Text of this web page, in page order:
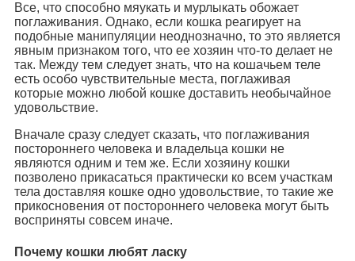
Все, что способно мяукать и мурлыкать обожает
поглаживания. Однако, если кошка реагирует на
подобные манипуляции неоднозначно, то это является
явным признаком того, что ее хозяин что-то делает не
так. Между тем следует знать, что на кошачьем теле
есть особо чувствительные места, поглаживая
которые можно любой кошке доставить необычайное
удовольствие.
Вначале сразу следует сказать, что поглаживания
постороннего человека и владельца кошки не
являются одним и тем же. Если хозяину кошки
позволено прикасаться практически ко всем участкам
тела доставляя кошке одно удовольствие, то такие же
прикосновения от постороннего человека могут быть
восприняты совсем иначе.
Почему кошки любят ласку